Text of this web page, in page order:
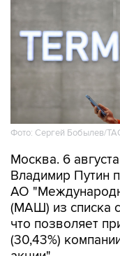
Фото: Сергей Бобылев/
Москва. 6
АО
(МАШ) из списка
что позволяет
(30,43%)
акции".